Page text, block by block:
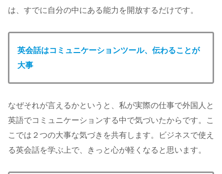
は、すでに自分の中にある能力を開放するだけです。
英会話はコミュニケーションツール、伝わることが
大事
なぜそれが言えるかというと、私が実際の仕事で外国人と
英語でコミュニケーションする中で気づいたからです。こ
こでは２つの大事な気づきを共有します。ビジネスで使え
る英会話を学ぶ上で、きっと心が軽くなると思います。